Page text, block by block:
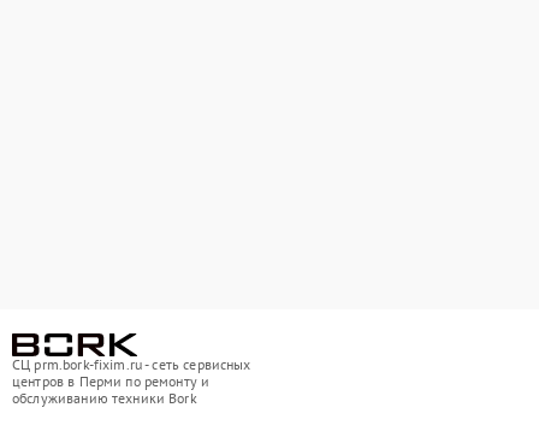
СЦ prm.bork-fixim.ru - сеть сервисных
центров в Перми по ремонту и
обслуживанию техники Bork